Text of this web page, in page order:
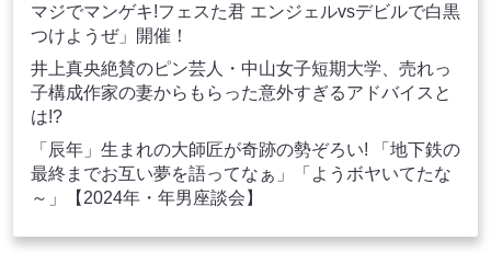
マジでマンゲキ!フェスた君 エンジェルvsデビルで白黒
つけようぜ」開催！
井上真央絶賛のピン芸人・中山女子短期大学、売れっ
子構成作家の妻からもらった意外すぎるアドバイスと
は!?
「辰年」生まれの大師匠が奇跡の勢ぞろい! 「地下鉄の
最終までお互い夢を語ってなぁ」「ようボヤいてたな
～」【2024年・年男座談会】